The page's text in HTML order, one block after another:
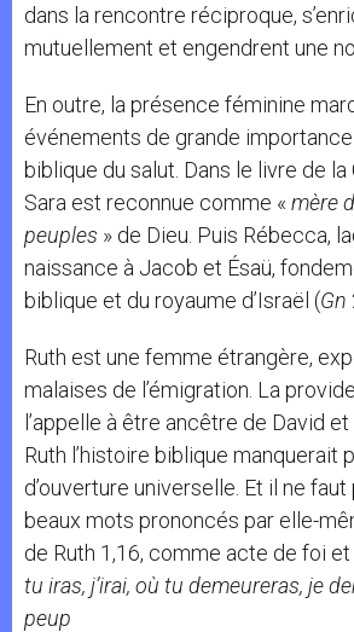
dans la rencontre réciproque,
mutuellement et engendrent une
En outre, la présence féminine
événements de grande importance
biblique du salut. Dans le livre de la
Sara est reconnue comme « mère
peuples » de Dieu. Puis Rébecca,
naissance à Jacob et Ésaü,
biblique et du royaume d’Israël (Gn
Ruth est une femme étrangère,
malaises de l’émigration. La
l’appelle à être ancêtre de David et
Ruth l’histoire biblique manquerait
d’ouverture universelle. Et il ne
beaux mots prononcés par elle-
de Ruth 1,16, comme acte de foi et
tu iras, j’irai, où tu demeureras, je
peup